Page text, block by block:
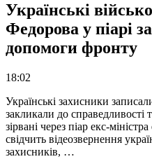
Українські
Федорова у піарі
допомоги фронту
18:02
Українські захисники
закликали до справедливості
зірвані через піар екс-
свідчить відеозвернення
захисників, …